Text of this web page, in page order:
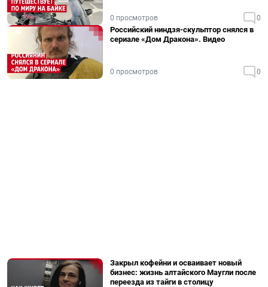
0 просмотров 0
Российский ниндзя-скульптор снялся в
сериале «Дом Дракона». Видео
0 просмотров 0
Закрыл кофейни и осваивает новый
бизнес: жизнь алтайского Маугли после
переезда из тайги в столицу